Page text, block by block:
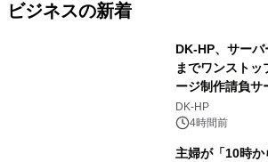
ビジネスの新着
DK-HP、サー
までワンスト
ージ制作請負サ
DK-HP
4時間前
主婦が「10時